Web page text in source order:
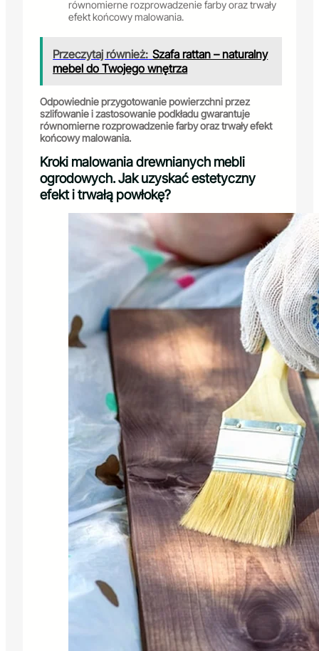
równomierne rozprowadzenie farby oraz trwały
efekt końcowy malowania.
Przeczytaj również: Szafa rattan – naturalny
mebel do Twojego wnętrza
Odpowiednie przygotowanie powierzchni przez
szlifowanie i zastosowanie podkładu gwarantuje
równomierne rozprowadzenie farby oraz trwały efekt
końcowy malowania.
Kroki malowania drewnianych mebli
ogrodowych. Jak uzyskać estetyczny
efekt i trwałą powłokę?